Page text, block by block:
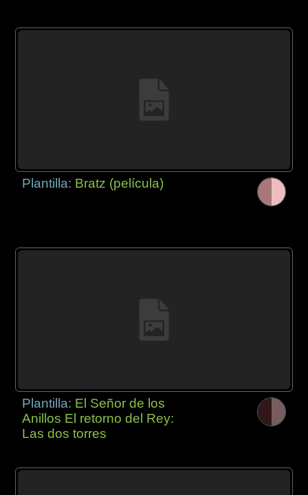
Plantilla: Bratz (película)
Plantilla: El Señor de los
Anillos El retorno del Rey:
Las dos torres